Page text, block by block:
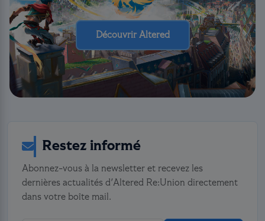
Découvrir Altered
Restez informé
Abonnez-vous à la newsletter et recevez les
dernières actualités d'Altered Re:Union directement
dans votre boîte mail.